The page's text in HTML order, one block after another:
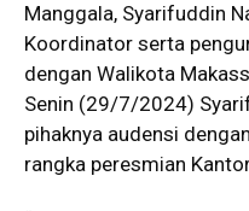
Manggala, Syarifuddin
Koordinator serta
dengan Walikota
Senin (29/7/2024)
pihaknya audensi
rangka peresmian